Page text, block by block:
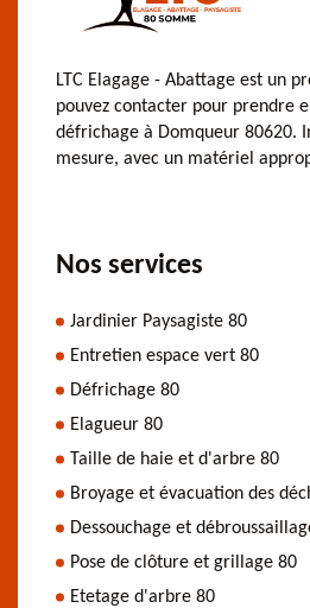
LTC Elagage - Abattage est un
pouvez contacter pour prendre
défrichage à Domqueur 80620.
mesure, avec un matériel
Nos services
Jardinier Paysagiste 80
Entretien espace vert 80
Défrichage 80
Elagueur 80
Taille de haie et d'arbre 80
Broyage et évacuation des
Dessouchage et
Pose de clôture et grillage 80
Etetage d'arbre 80